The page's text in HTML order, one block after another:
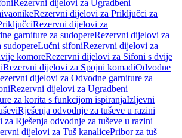
Rezervni dijelovi za Ugradbeni
Rezervni dijelovi za Priključci za
Rezervni dijelovi za
garniture za sudopereRezervni dijelovi za
sudopereLučni sifoniRezervni dijelovi za
komoreRezervni dijelovi za Sifoni s dvije
Rezervni dijelovi za Spojni komadiOdvodne
dijelovi za Odvodne garniture za
Rezervni dijelovi za Ugradbeni
za korita s funkcijom ispiranjaIzljevni
Rješenja odvodnje za tuševe u razini
Rješenja odvodnje za tuševe u razini
dijelovi za Tuš kanalicePribor za tuš